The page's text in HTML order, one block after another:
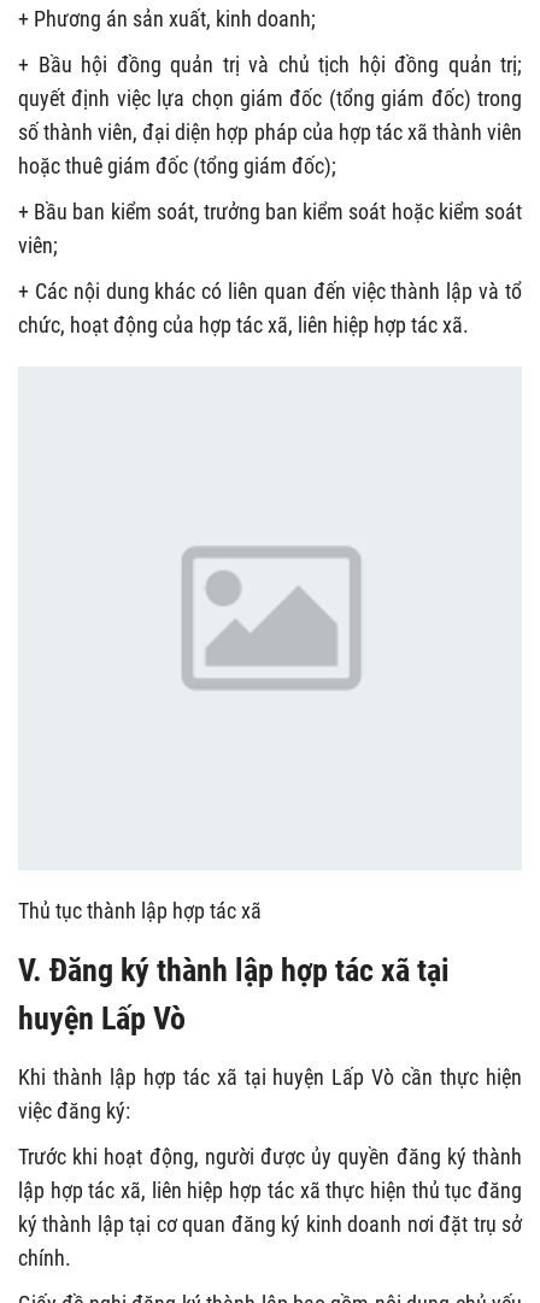
+ Phương án sản xuất, kinh doanh;
+ Bầu hội đồng quản trị và chủ tịch hội đồng quản trị;
quyết định việc lựa chọn giám đốc (tổng giám đốc) trong
số thành viên, đại diện hợp pháp của hợp tác xã thành viên
hoặc thuê giám đốc (tổng giám đốc);
+ Bầu ban kiểm soát, trưởng ban kiểm soát hoặc kiểm soát
viên;
+ Các nội dung khác có liên quan đến việc thành lập và tổ
chức, hoạt động của hợp tác xã, liên hiệp hợp tác xã.
Thủ tục thành lập hợp tác xã
V. Đăng ký thành lập hợp tác xã tại
huyện Lấp Vò
Khi thành lập hợp tác xã tại huyện Lấp Vò cần thực hiện
việc đăng ký:
Trước khi hoạt động, người được ủy quyền đăng ký thành
lập hợp tác xã, liên hiệp hợp tác xã thực hiện thủ tục đăng
ký thành lập tại cơ quan đăng ký kinh doanh nơi đặt trụ sở
chính.